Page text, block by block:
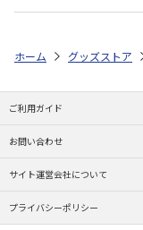
ホーム グッズストア
ご利用ガイド
お問い合わせ
サイト運営会社について
プライバシーポリシー